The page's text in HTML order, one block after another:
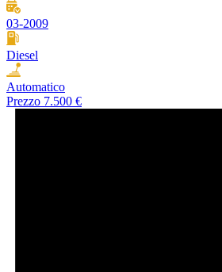
03-2009
Diesel
Automatico
Prezzo 7.500 €